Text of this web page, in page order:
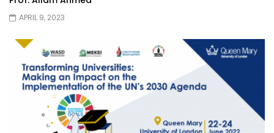
APRIL 9, 2023